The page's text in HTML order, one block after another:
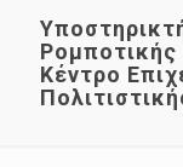
Ρομποτικής
Κέντρο